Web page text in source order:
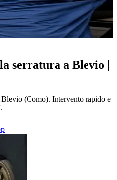
serratura a Blevio |
Blevio (Como). Intervento rapido e